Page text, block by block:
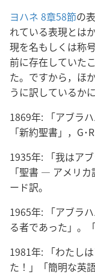
ヨハネ 8章58節の
れている表現とは
現を名もしくは称
前に存在していた
た。ですから，ほ
うに訳しているか
1869年: 「アブラ
「新約聖書」，G･
1935年: 「我はア
「聖書 ― アメリ
ード訳。
1965年: 「アブラ
る者であった」。
1981年: 「わたし
た！」「簡明な英